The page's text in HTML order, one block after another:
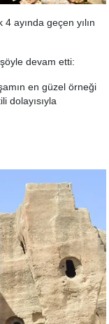
4 ayında geçen yılın
devam etti:
en güzel örneği
dolayısıyla